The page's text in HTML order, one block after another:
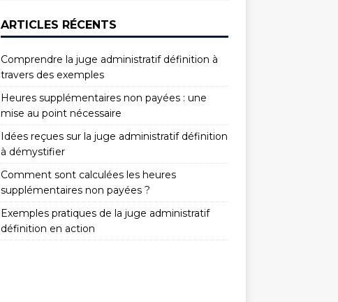
ARTICLES RÉCENTS
Comprendre la juge administratif définition à
travers des exemples
Heures supplémentaires non payées : une
mise au point nécessaire
Idées reçues sur la juge administratif définition
à démystifier
Comment sont calculées les heures
supplémentaires non payées ?
Exemples pratiques de la juge administratif
définition en action